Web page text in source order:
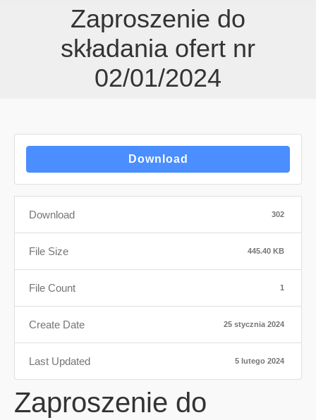
Zaproszenie do
składania ofert nr
02/01/2024
Download
Download 302
File Size 445.40 KB
File Count 1
Create Date 25 stycznia 2024
Last Updated 5 lutego 2024
Zaproszenie do